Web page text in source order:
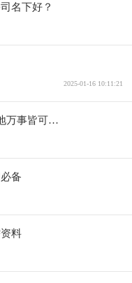
名下好？
2025-01-16 10:11:21
皆可委托
备
料